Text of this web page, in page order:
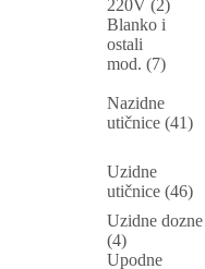
220V (2)
Blanko i
ostali
mod. (7)
Nazidne
utičnice (41)
Uzidne
utičnice (46)
Uzidne dozne
(4)
Upodne